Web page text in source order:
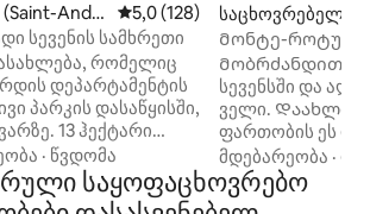
Andr
საშუალო შეფასებაა 5‑დან
5,0 (128)
პტიტ კოინ პარადი სევენის სამხრეთი
რომელიც
დეპარტამენტის
პარკის დასაწყისში,
13 ჰექტარი
რომელსაც ჩვენი
მოიცავს
გარდონის
· წვდომა
საცხოვრებელი
n-de-Codières)
Მონტე-
Მობრძანდით
სევენსში და
ველი. Დაახლოებით 90 კვ/მ
ფართობის ეს
კოტეჯი
წაბლის
გარემონტდა
მდებარეობა ·
საყოფაცხოვრებო